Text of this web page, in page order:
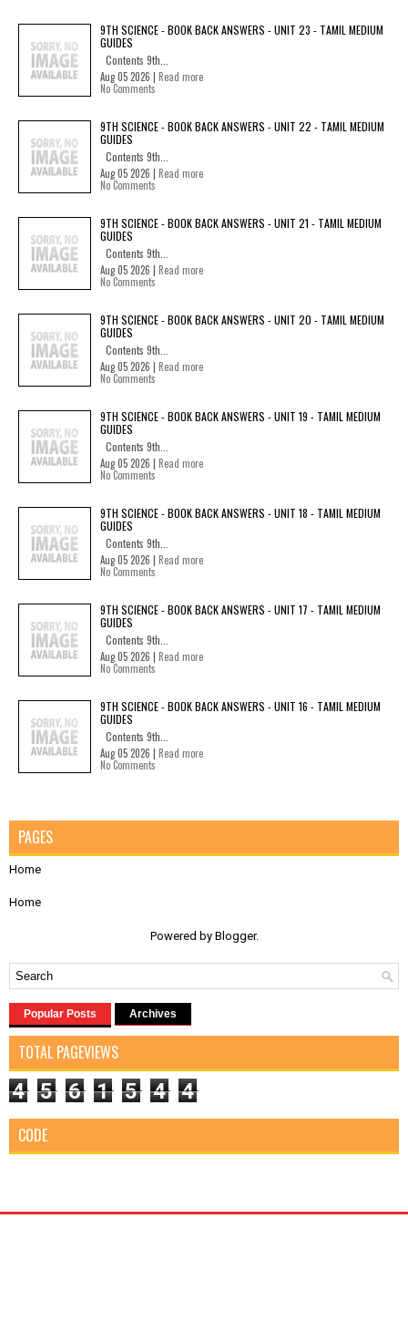
9TH SCIENCE - BOOK BACK ANSWERS - UNIT 23 - TAMIL MEDIUM
GUIDES
Contents 9th...
Aug 05 2026 | Read more
No Comments
9TH SCIENCE - BOOK BACK ANSWERS - UNIT 22 - TAMIL MEDIUM
GUIDES
Contents 9th...
Aug 05 2026 | Read more
No Comments
9TH SCIENCE - BOOK BACK ANSWERS - UNIT 21 - TAMIL MEDIUM
GUIDES
Contents 9th...
Aug 05 2026 | Read more
No Comments
9TH SCIENCE - BOOK BACK ANSWERS - UNIT 20 - TAMIL MEDIUM
GUIDES
Contents 9th...
Aug 05 2026 | Read more
No Comments
9TH SCIENCE - BOOK BACK ANSWERS - UNIT 19 - TAMIL MEDIUM
GUIDES
Contents 9th...
Aug 05 2026 | Read more
No Comments
9TH SCIENCE - BOOK BACK ANSWERS - UNIT 18 - TAMIL MEDIUM
GUIDES
Contents 9th...
Aug 05 2026 | Read more
No Comments
9TH SCIENCE - BOOK BACK ANSWERS - UNIT 17 - TAMIL MEDIUM
GUIDES
Contents 9th...
Aug 05 2026 | Read more
No Comments
9TH SCIENCE - BOOK BACK ANSWERS - UNIT 16 - TAMIL MEDIUM
GUIDES
Contents 9th...
Aug 05 2026 | Read more
No Comments
PAGES
Home
Home
Powered by Blogger.
Popular Posts Archives
TOTAL PAGEVIEWS
4 5 6 1 5 4 4
CODE